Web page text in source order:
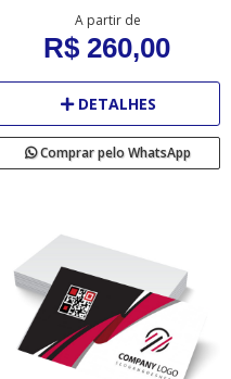
A partir de
R$ 260,00
DETALHES
Comprar pelo WhatsApp